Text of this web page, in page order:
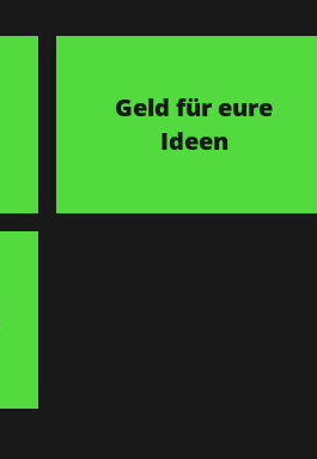
Geld für eure
Ideen